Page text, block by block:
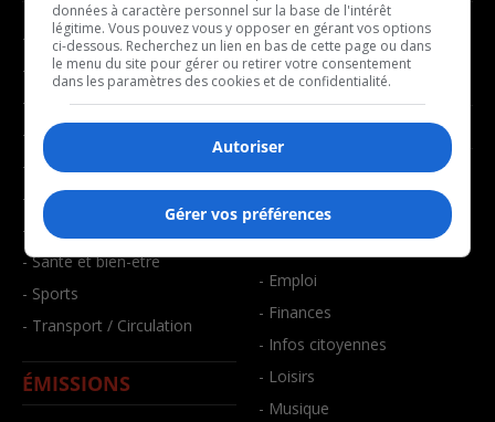
- Affaires municipales
- Communauté / Social
- Culture
- Économie
- Éducation
- Environnement
- Faits divers
- Santé et bien-être
- Sports
- Transport / Circulation
ÉMISSIONS
- Décompte franco
- Joué récemment
BALADOS
- Art de vivre
- Emploi
- Finances
- Infos citoyennes
- Loisirs
- Musique
données à caractère personnel sur la base de l'intérêt
légitime. Vous pouvez vous y opposer en gérant vos options
ci-dessous. Recherchez un lien en bas de cette page ou dans
le menu du site pour gérer ou retirer votre consentement
dans les paramètres des cookies et de confidentialité.
Autoriser
Gérer vos préférences